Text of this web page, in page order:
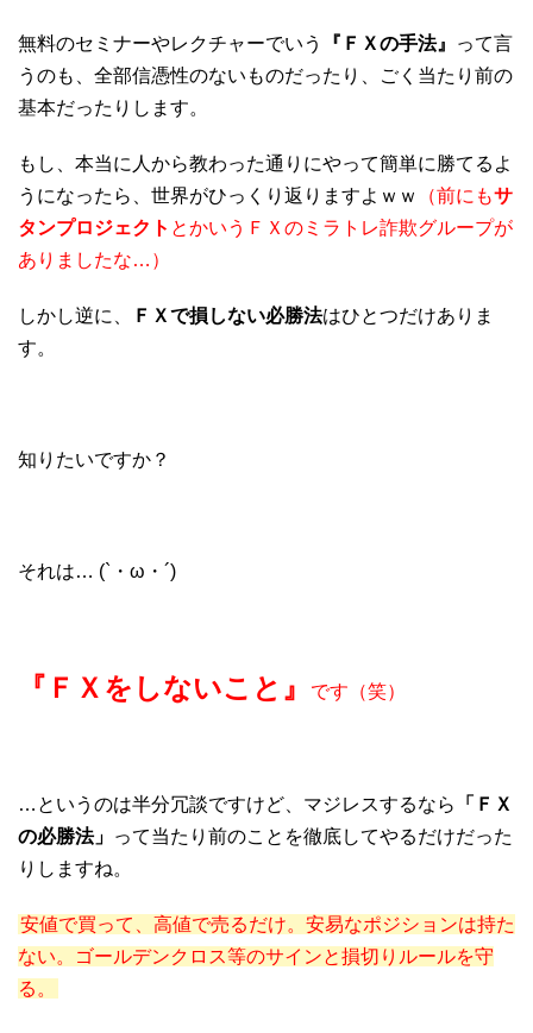
無料のセミナーやレクチャーでいう 『ＦＸの手法』
って言
うのも、全部信憑性のないものだったり、ごく当たり前の
基本だったりします。
もし、本当に人から教わった通りにやって簡単に勝てるよ
うになったら、世界がひっくり返りますよｗｗ
（前にもサ
タンプロジェクト とかいうＦＸのミラトレ詐欺グループが
ありましたな…）
しかし逆に、 ＦＸで損しない必勝法はひとつだけありま
す。
知りたいですか？
それは… (`・ω・´)
『ＦＸをしないこと』 です（笑）
…というのは半分冗談ですけど、マジレスするなら
「ＦＸ
の必勝法」 って当たり前のことを徹底してやるだけだった
りしますね。
安値で買って、高値で売るだけ。安易なポジションは持た
ない。ゴールデンクロス等のサインと損切りルールを守
る。